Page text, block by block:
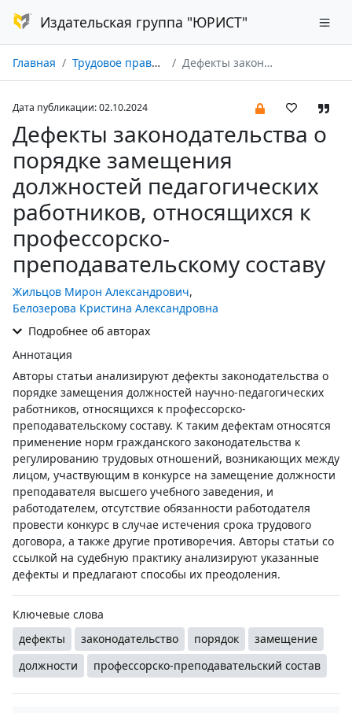
Издательская группа "ЮРИСТ"
Главная Трудовое право в России и за рубежом № 04/2024 Дефекты законодательства о порядке замещения должностей педагогических работников, относящихся к профессорско-преподавательскому составу
Дата публикации: 02.10.2024
Дефекты законодательства о
порядке замещения
должностей педагогических
работников, относящихся к
профессорско-
преподавательскому составу
Жильцов Мирон Александрович,
Белозерова Кристина Александровна
Подробнее об авторах
Аннотация
Авторы статьи анализируют дефекты законодательства о
порядке замещения должностей научно-педагогических
работников, относящихся к профессорско-
преподавательскому составу. К таким дефектам относятся
применение норм гражданского законодательства к
регулированию трудовых отношений, возникающих между
лицом, участвующим в конкурсе на замещение должности
преподавателя высшего учебного заведения, и
работодателем, отсутствие обязанности работодателя
провести конкурс в случае истечения срока трудового
договора, а также другие противоречия. Авторы статьи со
ссылкой на судебную практику анализируют указанные
дефекты и предлагают способы их преодоления.
Ключевые слова
дефекты
законодательство порядок
замещение
должности
профессорско-преподавательский состав